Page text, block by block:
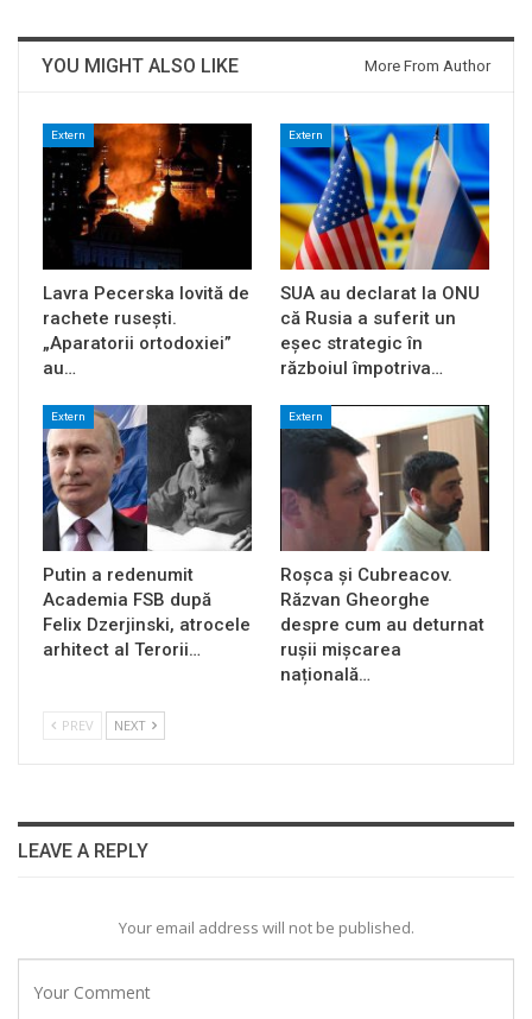
YOU MIGHT ALSO LIKE More From Author
Extern
Lavra Pecerska lovită de
rachete rusești.
„Aparatorii ortodoxiei”
au…
Extern
SUA au declarat la ONU
că Rusia a suferit un
eșec strategic în
războiul împotriva…
Extern
Putin a redenumit
Academia FSB după
Felix Dzerjinski, atrocele
arhitect al Terorii…
Extern
Roșca și Cubreacov.
Răzvan Gheorghe
despre cum au deturnat
rușii mișcarea
națională…
PREV NEXT
LEAVE A REPLY
Your email address will not be published.